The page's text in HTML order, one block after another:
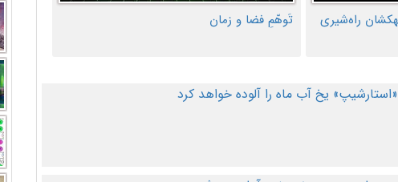
راه‌شیری
تَوهّمِ فضا و زمان
یخ آب ماه را آلوده خواهد کرد